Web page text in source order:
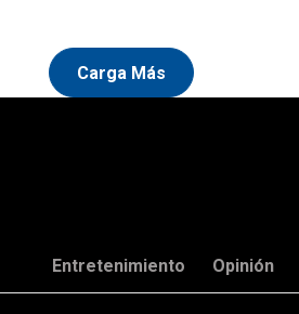
Carga Más
Entretenimiento Opinión